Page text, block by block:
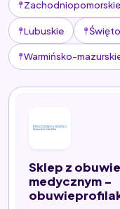
Zachodniopomorskie
Lubuskie
Warmińsko-
Sklep z
medycznym -